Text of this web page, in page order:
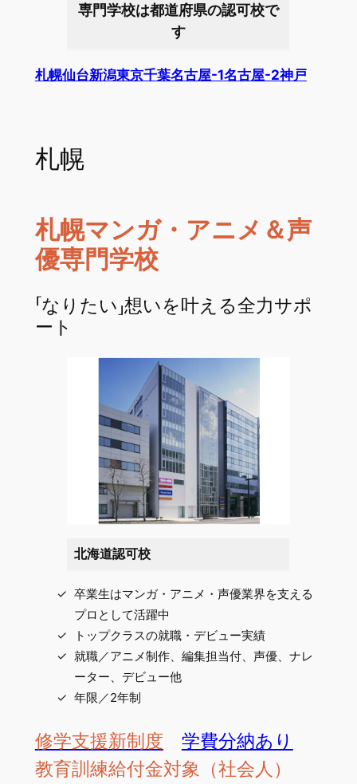
専門学校は都道府県の認可校で
す
札幌仙台新潟東京千葉名古屋-1名古屋-2神戸
札幌
札幌マンガ・アニメ＆声
優専門学校
「なりたい」想いを叶える全力サポ
ート
北海道認可校
卒業生はマンガ・アニメ・声優業界を支える
プロとして活躍中
トップクラスの就職・デビュー実績
就職／アニメ制作、編集担当付、声優、ナレ
ーター、デビュー他
年限／2年制
修学支援新制度
学費分納あり
教育訓練給付金対象（社会人）